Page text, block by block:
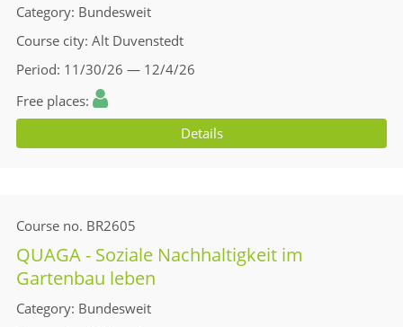
Category Bundesweit
Course city Alt Duvenstedt
Period 11/30/26 — 12/4/26
Free places
Details
Course no. BR2605
QUAGA - Soziale Nachhaltigkeit im
Gartenbau leben
Category Bundesweit